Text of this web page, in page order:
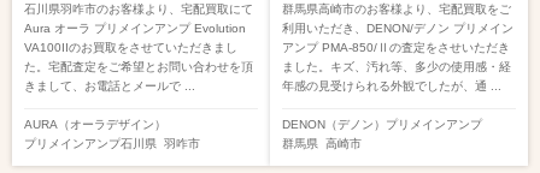
石川県羽咋市のお客様より、宅配買取にて
Aura オーラ プリメインアンプ Evolution
VA100IIのお買取をさせていただきまし
た。宅配査定をご希望とお問い合わせを頂
きまして、お電話とメールで ...
AURA（オーラデザイン）
プリメインアンプ石川県 羽咋市
群馬県高崎市のお客様より、宅配買取をご
利用いただき、DENON/デノン プリメイン
アンプ PMA-850/Ⅱの査定をさせいただき
ました。キズ、汚れ等、多少の使用感・経
年感の見受けられる外観でしたが、通 ...
DENON（デノン） プリメインアンプ
群馬県 高崎市